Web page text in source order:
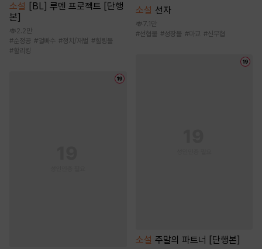
소설 [BL] 루멘 프로젝트 [단행
본]
2.2만
#순정공 #얼빠수 #정치/재벌 # 힐링물
# 할리킹
소설 선자
7.1만
#선협물 #성장물 #마교 #신무협
소설 주말의 파트너 [단행본]